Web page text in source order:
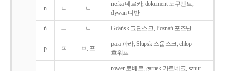
n ㄴ ㄴ
nerka 네르카, dokument 도쿠멘트,
dywan 디반
ń ㅡ ㄴ Gdańsk 그단스크, Poznań 포즈난
p ㅍ ㅂ, 프
para 파라, Słupsk 스웁스크, chłop
흐워프
rower 로베르, garnek 가르네크, sznur